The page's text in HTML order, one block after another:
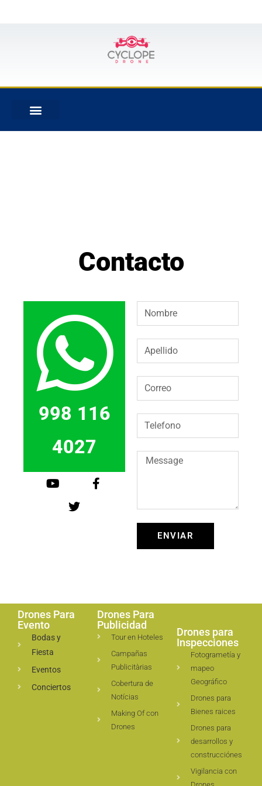
Contacto
998 116
4027
ENVIAR
Drones Para
Evento
Bodas y
Fiesta
Eventos
Conciertos
Drones Para
Publicidad
Tour en Hoteles
Campañas
Publicitàrias
Cobertura de
Notícias
Making Of con
Drones
Drones para
Inspecciones
Fotogrametía y
mapeo
Geográfico
Drones para
Bienes raices
Drones para
desarrollos y
construcciónes
Vigilancia con